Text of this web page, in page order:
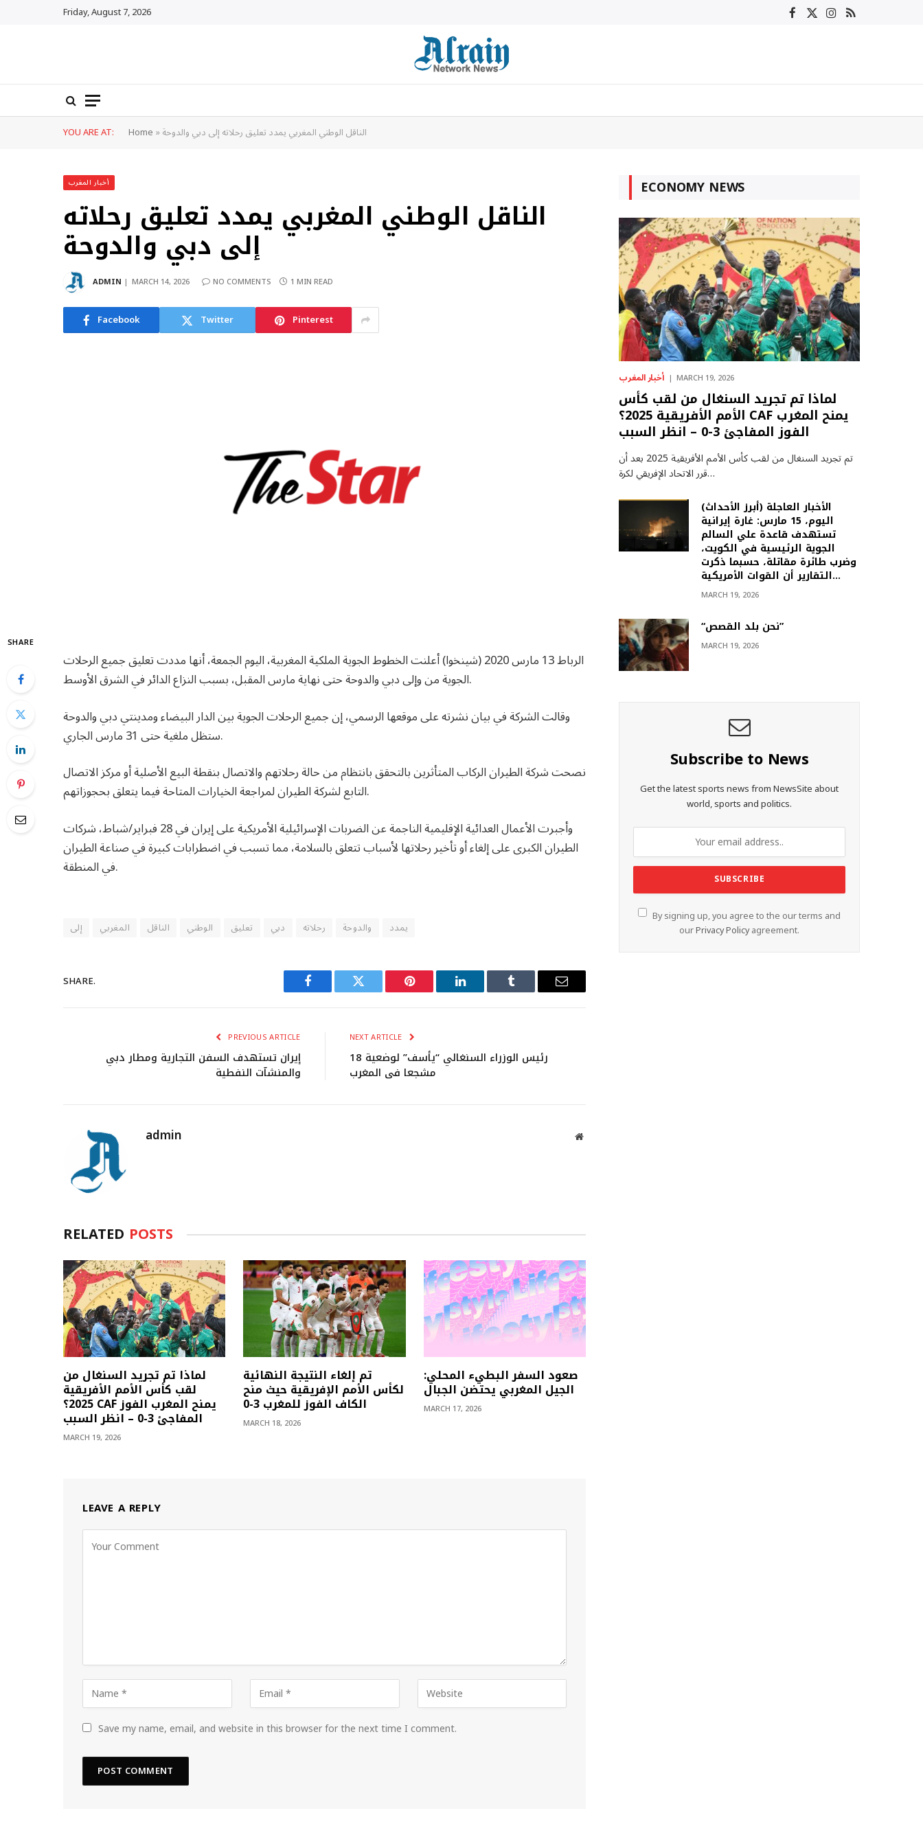
Friday, August 7, 2026 Facebook
X Instagram
RSS
YOU ARE AT: Home»الناقل الوطني المغربي يمدد تعليق رحلاته إلى دبي والدوحة
أخبار المغرب
الناقل الوطني المغربي يمدد تعليق رحلاته
إلى دبي والدوحة
ADMIN MARCH 14, 2026 NO COMMENTS 1 MIN READ
Facebook Twitter Pinterest
SHARE
الرباط 13 مارس 2020 (شينخوا) أعلنت الخطوط الجوية الملكية المغربية، اليوم الجمعة، أنها مددت تعليق جميع الرحلات
الجوية من وإلى دبي والدوحة حتى نهاية مارس المقبل، بسبب النزاع الدائر في الشرق الأوسط.
وقالت الشركة في بيان نشرته على موقعها الرسمي، إن جميع الرحلات الجوية بين الدار البيضاء ومدينتي دبي والدوحة
ستظل ملغية حتى 31 مارس الجاري.
نصحت شركة الطيران الركاب المتأثرين بالتحقق بانتظام من حالة رحلاتهم والاتصال بنقطة البيع الأصلية أو مركز الاتصال
التابع لشركة الطيران لمراجعة الخيارات المتاحة فيما يتعلق بحجوزاتهم.
وأجبرت الأعمال العدائية الإقليمية الناجمة عن الضربات الإسرائيلية الأمريكية على إيران في 28 فبراير/شباط، شركات
الطيران الكبرى على إلغاء أو تأخير رحلاتها لأسباب تتعلق بالسلامة، مما تسبب في اضطرابات كبيرة في صناعة الطيران
في المنطقة.
إلى المغربي الناقل الوطني تعليق دبي رحلاته والدوحة يمدد
SHARE.
Facebook Twitter Pinterest LinkedIn Tumblr Email
PREVIOUS ARTICLE
إيران تستهدف السفن التجارية ومطار دبي
والمنشآت النفطية
NEXT ARTICLE
رئيس الوزراء السنغالي “يأسف” لوضعية 18
مشجعا في المغرب
admin Website
RELATED POSTS
لماذا تم تجريد السنغال من
لقب كأس الأمم الأفريقية
2025؟ CAF يمنح المغرب الفوز
المفاجئ 3-0 – انظر السبب
MARCH 19, 2026
تم إلغاء النتيجة النهائية
لكأس الأمم الإفريقية حيث منح
الكاف الفوز للمغرب 3-0
MARCH 18, 2026
صعود السفر البطيء المحلي:
الجيل المغربي يحتضن الجبال
MARCH 17, 2026
LEAVE A REPLY
Save my name, email, and website in this browser for the next time I comment.
ECONOMY NEWS
أخبار المغرب MARCH 19, 2026
لماذا تم تجريد السنغال من لقب كأس
الأمم الأفريقية 2025؟ CAF يمنح المغرب
الفوز المفاجئ 3-0 – انظر السبب
تم تجريد السنغال من لقب كأس الأمم الأفريقية 2025 بعد أن
قرر الاتحاد الإفريقي لكرة…
(أبرز الأحداث) الأخبار العاجلة
اليوم، 15 مارس: غارة إيرانية
تستهدف قاعدة علي السالم
الجوية الرئيسية في الكويت،
وضرب طائرة مقاتلة، حسبما ذكرت
التقارير أن القوات الأمريكية…
MARCH 19, 2026
“نحن بلد القصص”
MARCH 19, 2026
Subscribe to News
Get the latest sports news from NewsSite about
world, sports and politics.
By signing up, you agree to the our terms and
ourPrivacy Policyagreement.